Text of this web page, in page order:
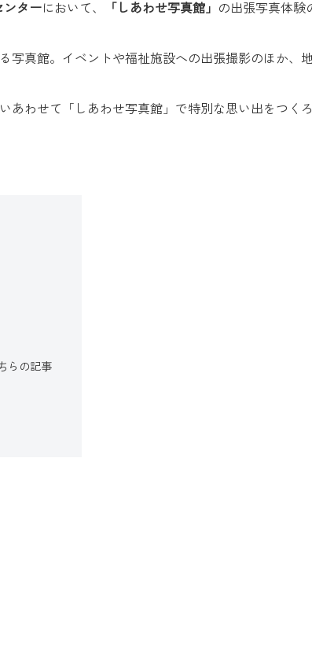
ンターにおいて、 「しあわせ写真館」 の出張写真体験
写真館。イベントや福祉施設への出張撮影のほか、
わせて「しあわせ写真館」で特別な思い出をつくろ
らの記事